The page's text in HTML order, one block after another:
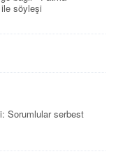
söyleşi
Sorumlular serbest